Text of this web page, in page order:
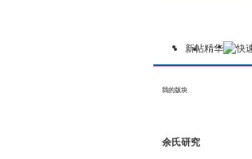
我的
新帖精华
我的版块
余氏研究